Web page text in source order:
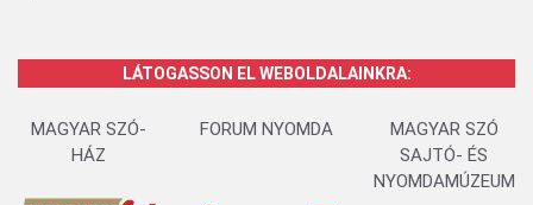
LÁTOGASSON EL WEBOLDALAINKRA:
MAGYAR SZÓ-
HÁZ
FORUM NYOMDA
MAGYAR SZÓ
SAJTÓ- ÉS
NYOMDAMÚZEUM